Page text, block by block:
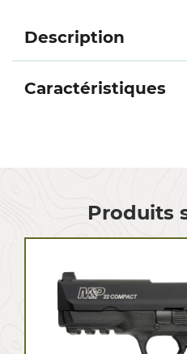
Description
Caractéristiques
Produits